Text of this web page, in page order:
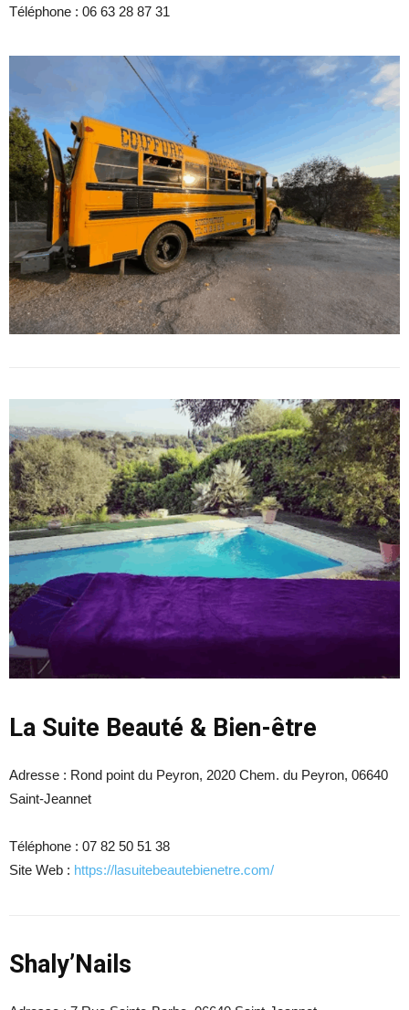
Téléphone : 06 63 28 87 31
La Suite Beauté & Bien-être
Adresse : Rond point du Peyron, 2020 Chem. du Peyron, 06640
Saint-Jeannet
Téléphone : 07 82 50 51 38
Site Web : https://lasuitebeautebienetre.com/
Shaly’Nails